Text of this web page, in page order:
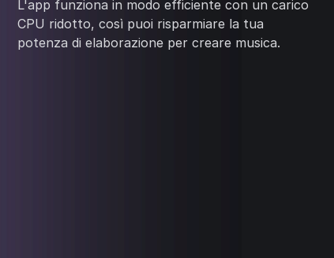
L'app funziona in modo efficiente con un carico
CPU ridotto, così puoi risparmiare la tua
potenza di elaborazione per creare musica.